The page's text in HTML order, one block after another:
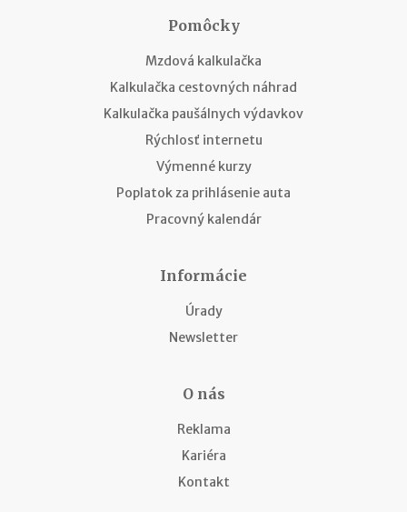
Pomôcky
Mzdová kalkulačka
Kalkulačka cestovných náhrad
Kalkulačka paušálnych výdavkov
Rýchlosť internetu
Výmenné kurzy
Poplatok za prihlásenie auta
Pracovný kalendár
Informácie
Úrady
Newsletter
O nás
Reklama
Kariéra
Kontakt